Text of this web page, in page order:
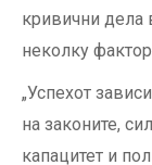
кривични дела
неколку
„Успехот
на законите,
капацитет и